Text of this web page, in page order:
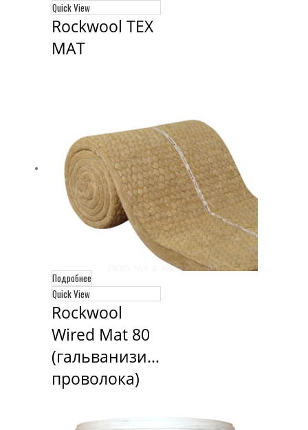
Quick View
Rockwool ТЕХ
МАТ
Подробнее
Quick View
Rockwool
Wired Mat 80
(гальванизированная
проволока)